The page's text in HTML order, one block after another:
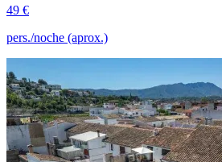
49 €
pers./noche (aprox.)